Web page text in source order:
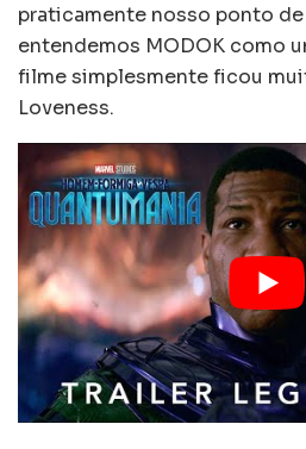
praticamente nosso ponto
entendemos MODOK como
filme simplesmente ficou
Loveness.